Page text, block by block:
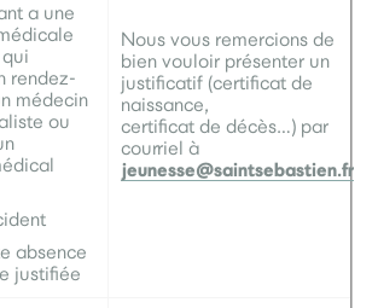
a une
rendez-
médecin
ou
absence
justifiée
Nous vous remercions de
bien vouloir présenter un
justificatif (certificat de
naissance,
certificat de décès…) par
courriel à
jeunesse@saintsebastien.fr